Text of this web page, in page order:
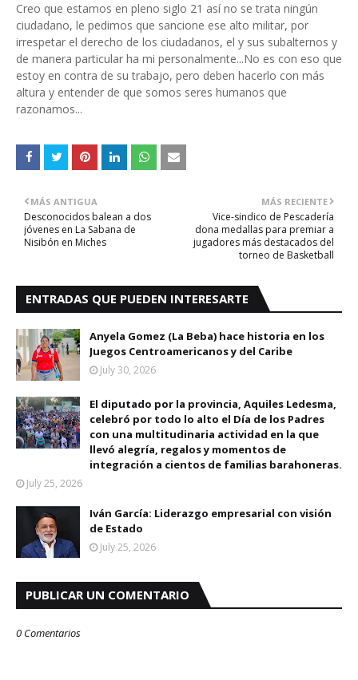
Creo que estamos en pleno siglo 21 así no se trata ningún
ciudadano, le pedimos que sancione ese alto militar, por
irrespetar el derecho de los ciudadanos, el y sus subalternos y
de manera particular ha mi personalmente...No es con eso que
estoy en contra de su trabajo, pero deben hacerlo con más
altura y entender de que somos seres humanos que
razonamos...
MÁS RECIENTE
Vice-sindico de Pescadería
dona medallas para premiar a
jugadores más destacados del
torneo de Basketball
MÁS ANTIGUA
Desconocidos balean a dos
jóvenes en La Sabana de
Nisibón en Miches
ENTRADAS QUE PUEDEN INTERESARTE
Anyela Gomez (La Beba) hace historia en los
Juegos Centroamericanos y del Caribe
July 30, 2026
El diputado por la provincia, Aquiles Ledesma,
celebró por todo lo alto el Día de los Padres
con una multitudinaria actividad en la que
llevó alegría, regalos y momentos de
integración a cientos de familias barahoneras.
July 25, 2026
Iván García: Liderazgo empresarial con visión
de Estado
July 25, 2026
PUBLICAR UN COMENTARIO
0 Comentarios